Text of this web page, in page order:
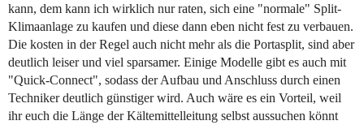
kann, dem kann ich wirklich nur raten, sich eine "normale" Split-
Klimaanlage zu kaufen und diese dann eben nicht fest zu verbauen.
Die kosten in der Regel auch nicht mehr als die Portasplit, sind aber
deutlich leiser und viel sparsamer. Einige Modelle gibt es auch mit
"Quick-Connect", sodass der Aufbau und Anschluss durch einen
Techniker deutlich günstiger wird. Auch wäre es ein Vorteil, weil
ihr euch die Länge der Kältemittelleitung selbst aussuchen könnt